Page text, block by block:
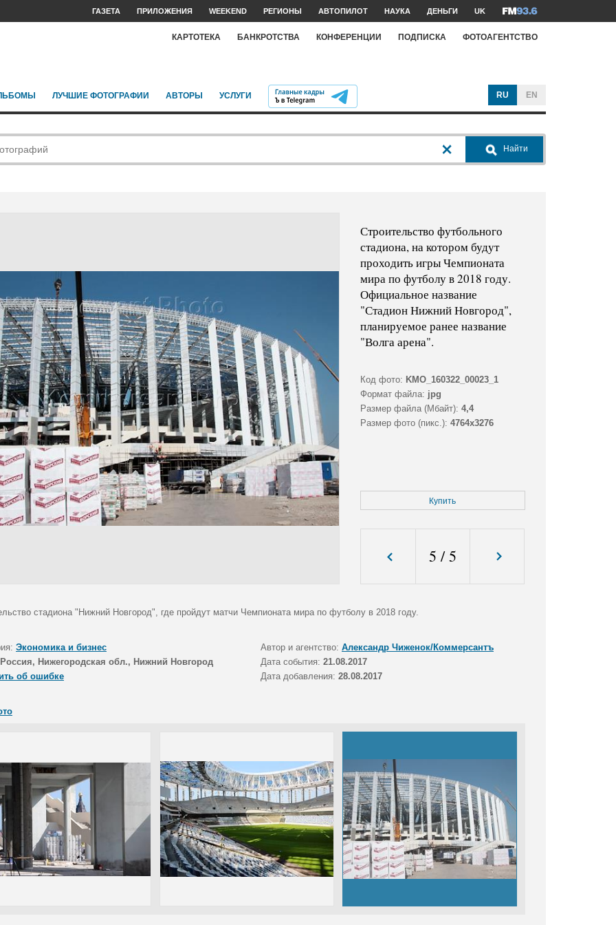
ГАЗЕТА ПРИЛОЖЕНИЯ WEEKEND РЕГИОНЫ АВТОПИЛОТ НАУКА ДЕНЬГИ UK
КАРТОТЕКА БАНКРОТСТВА КОНФЕРЕНЦИИ ПОДПИСКА ФОТОАГЕНТСТВО
ЛУЧШИЕ ФОТОГРАФИИ АВТОРЫ УСЛУГИ RU EN
Найти
Строительство футбольного
стадиона, на котором будут
проходить игры Чемпионата
мира по футболу в 2018 году.
Официальное название
"Стадион Нижний Новгород",
планируемое ранее название
"Волга арена".
Код фото: KMO_160322_00023_1
Формат файла: jpg
Размер файла (Мбайт): 4,4
Размер фото (пикс.): 4764x3276
Купить
5 /5
стадиона "Нижний Новгород", где пройдут матчи Чемпионата мира по футболу в 2018 году.
Экономика и бизнес Автор и агентство: Александр Чиженок/Коммерсантъ
Россия, Нижегородская обл., Нижний Новгород Дата события: 21.08.2017
об ошибке
Дата добавления: 28.08.2017